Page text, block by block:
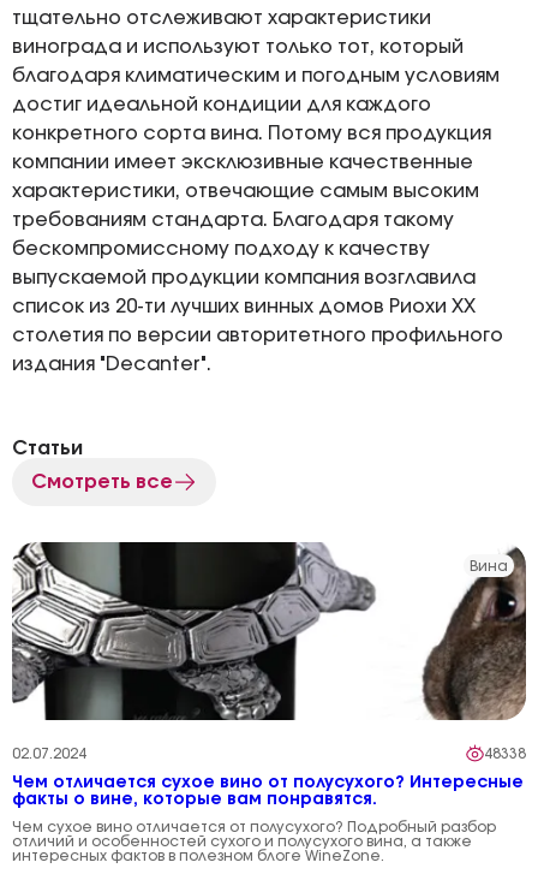
тщательно отслеживают характеристики
винограда и используют только тот, который
благодаря климатическим и погодным условиям
достиг идеальной кондиции для каждого
конкретного сорта вина. Потому вся продукция
компании имеет эксклюзивные качественные
характеристики, отвечающие самым высоким
требованиям стандарта. Благодаря такому
бескомпромиссному подходу к качеству
выпускаемой продукции компания возглавила
список из 20-ти лучших винных домов Риохи XX
столетия по версии авторитетного профильного
издания "Decanter".
Статьи
Смотреть все
Вина
02.07.2024 48338
Чем отличается сухое вино от полусухого? Интересные
факты о вине, которые вам понравятся.
Чем сухое вино отличается от полусухого? Подробный разбор
отличий и особенностей сухого и полусухого вина, а также
интересных фактов в полезном блоге WineZone.